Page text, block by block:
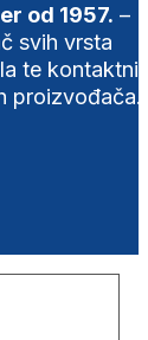
od 1957. –
svih vrsta
te
proizvođača.